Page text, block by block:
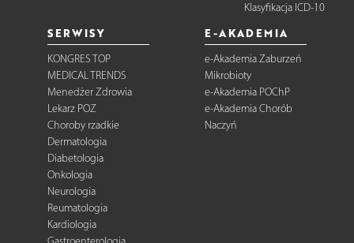
Klasyfikacja ICD-10
SERWISY
KONGRES TOP
MEDICAL TRENDS
Menedżer Zdrowia
Lekarz POZ
Choroby rzadkie
Dermatologia
Diabetologia
Onkologia
Neurologia
Reumatologia
Kardiologia
E-AKADEMIA
e-Akademia Zaburzeń
Mikrobioty
e-Akademia POChP
e-Akademia Chorób
Naczyń